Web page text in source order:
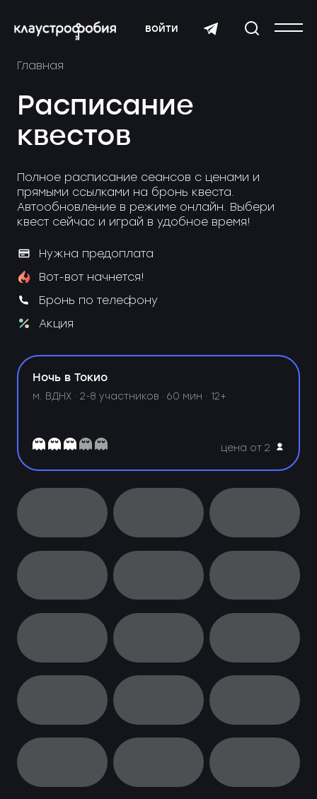
войти
Главная
Расписание
квестов
Полное расписание сеансов с ценами и
прямыми ссылками на бронь квеста.
Автообновление в режиме онлайн. Выбери
квест сейчас и играй в удобное время!
Нужна предоплата
Вот-вот начнется!
Бронь по телефону
Акция
Ночь в Токио
м. ВДНХ ·2-8 участников · 60 мин · 12+
цена от 2